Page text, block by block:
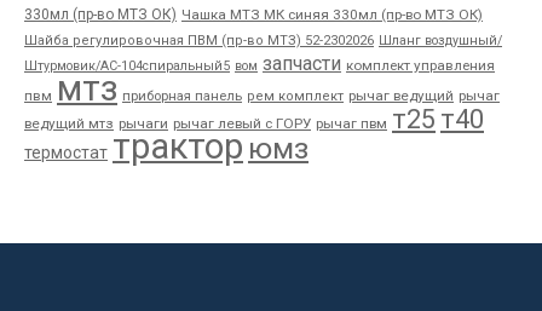
330мл (пр-во МТЗ ОК) Чашка МТЗ МК синяя 330мл (пр-во МТЗ ОК)
Шайба регулировочная ПВМ (пр-во МТЗ) 52-2302026 Шланг воздушный/
Штурмовик/АС-104спиральный5 вом запчасти комплект управления
пвм мтз приборная панель рем комплект рычаг ведущий рычаг
ведущий мтз рычаги рычаг левый с ГОРУ рычаг пвм т25 т40
термостат трактор юмз